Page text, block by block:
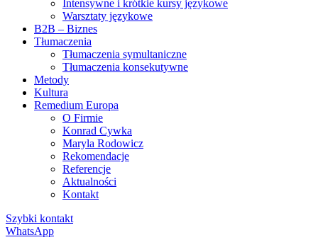
Intensywne i krótkie kursy językowe
Warsztaty językowe
B2B – Biznes
Tłumaczenia
Tłumaczenia symultaniczne
Tłumaczenia konsekutywne
Metody
Kultura
Remedium Europa
O Firmie
Konrad Cywka
Maryla Rodowicz
Rekomendacje
Referencje
Aktualności
Kontakt
Szybki kontakt
WhatsApp